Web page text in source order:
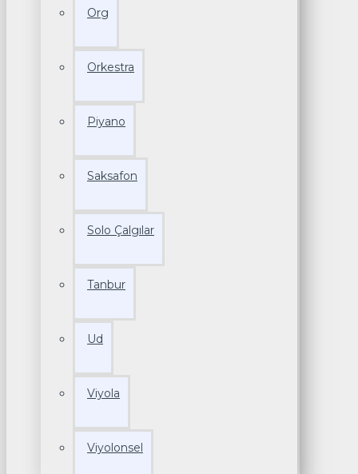
Org
Orkestra
Piyano
Saksafon
Solo Çalgılar
Tanbur
Ud
Viyola
Viyolonsel